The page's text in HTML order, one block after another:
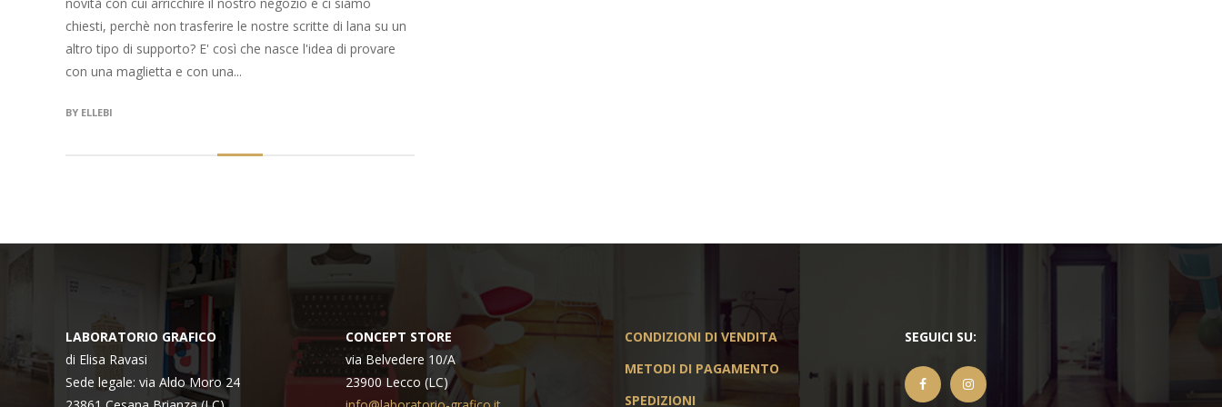
chiesti, perchè non trasferire le nostre scritte di lana su un
altro tipo di supporto? E' così che nasce l'idea di provare
con una maglietta e con una...
BY ELLEBI
LABORATORIO GRAFICO
di Elisa Ravasi
Sede legale: via Aldo Moro 24
CONCEPT STORE
via Belvedere 10/A
23900 Lecco (LC)
CONDIZIONI DI VENDITA
METODI DI PAGAMENTO
SPEDIZIONI
SEGUICI SU: